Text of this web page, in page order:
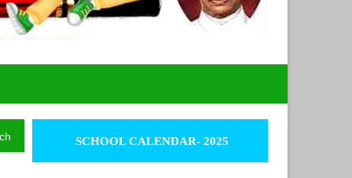
SCHOOL CALENDAR- 2025